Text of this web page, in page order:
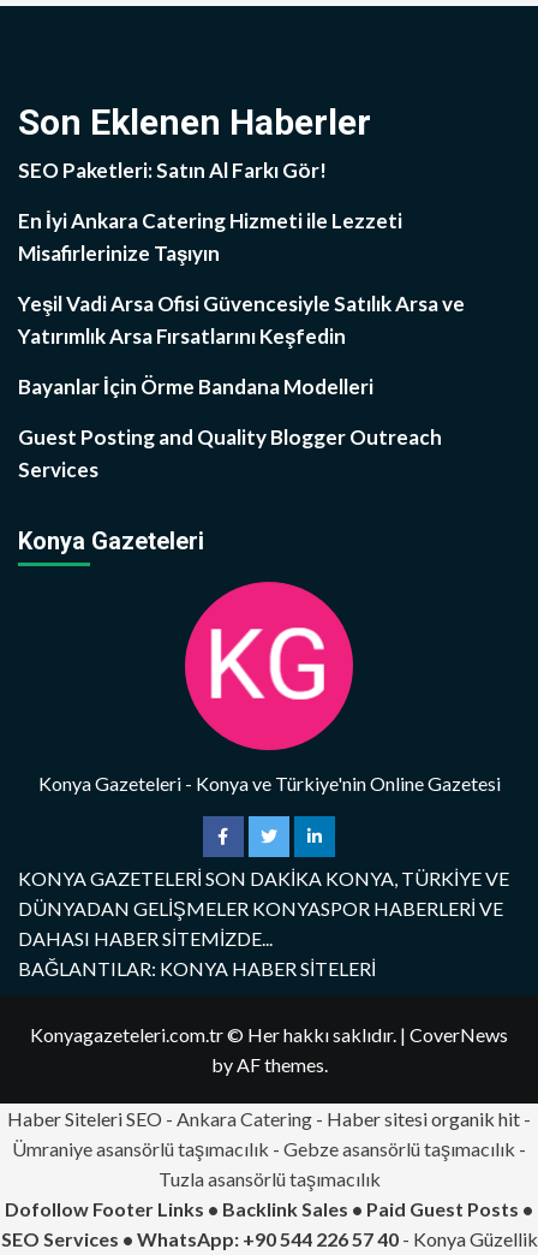
Son Eklenen Haberler
SEO Paketleri: Satın Al Farkı Gör!
En İyi Ankara Catering Hizmeti ile Lezzeti
Misafirlerinize Taşıyın
Yeşil Vadi Arsa Ofisi Güvencesiyle Satılık Arsa ve
Yatırımlık Arsa Fırsatlarını Keşfedin
Bayanlar İçin Örme Bandana Modelleri
Guest Posting and Quality Blogger Outreach
Services
Konya Gazeteleri
Konya Gazeteleri - Konya ve Türkiye'nin Online Gazetesi
KONYA GAZETELERİ SON DAKİKA KONYA, TÜRKİYE VE
DÜNYADAN GELİŞMELER KONYASPOR HABERLERİ VE
DAHASI HABER SİTEMİZDE...
BAĞLANTILAR: KONYA HABER SİTELERİ
Konyagazeteleri.com.tr © Her hakkı saklıdır. | CoverNews
by AF themes.
Haber Siteleri SEO - Ankara Catering - Haber sitesi organik hit -
Ümraniye asansörlü taşımacılık - Gebze asansörlü taşımacılık -
Tuzla asansörlü taşımacılık
Dofollow Footer Links • Backlink Sales • Paid Guest Posts •
SEO Services • WhatsApp: +90 544 226 57 40- Konya Güzellik